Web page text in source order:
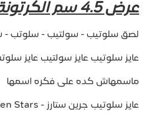
عرض 4.5 سم الكرتونة 72 بكرة
لصق سلوتيب - سولتيب - سلوتب -
عايز سلوتيب عايز سولتيب عايز
ماسمهاش كده على فكره اسمها
عايز سلوتيب جرين ستارز - Green Stars تعبئة وتغليف